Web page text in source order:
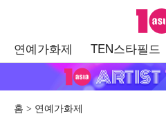
텐아
연예가화제 TEN스타필드
홈 연예가화제